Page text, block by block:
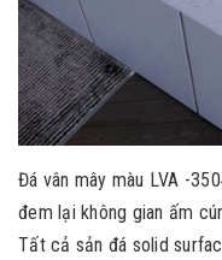
Đá vân mây màu LVA -
đem lại không gian ấm
Tất cả sản đá solid